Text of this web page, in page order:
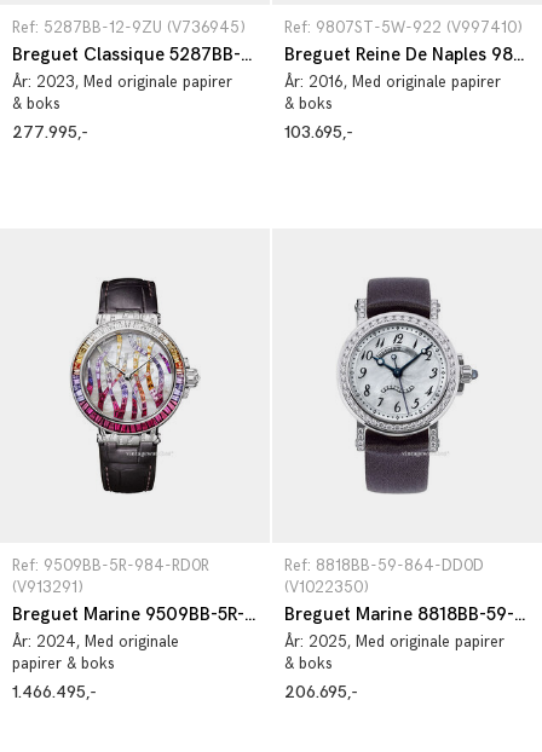
Ref: 5287BB-12-9ZU (V736945)
Breguet Classique 5287BB-12-9ZU
År: 2023, Med originale papirer
& boks
277.995,-
Ref: 9807ST-5W-922 (V997410)
Breguet Reine De Naples 9807ST-5W-922
År: 2016, Med originale papirer
& boks
103.695,-
Ref: 9509BB-5R-984-RD0R
(V913291)
Breguet Marine 9509BB-5R-984-RD0R
År: 2024, Med originale
papirer & boks
1.466.495,-
Ref: 8818BB-59-864-DD0D
(V1022350)
Breguet Marine 8818BB-59-864-DD0D
År: 2025, Med originale papirer
& boks
206.695,-